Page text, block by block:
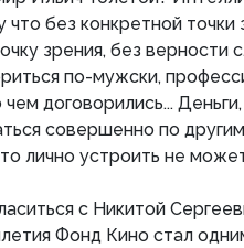
что без конкретной
зрения, без верности
по-мужски,
чем договорились...
совершенно по
лично устроить не
с Никитой
Фонд Кино стал